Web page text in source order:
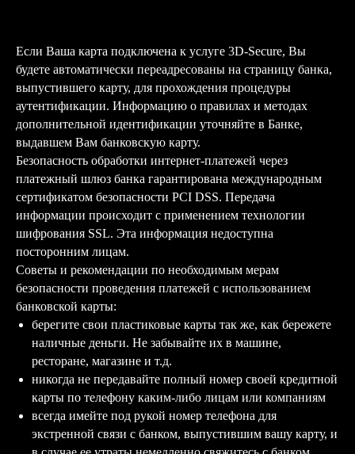
Если Ваша карта подключена к услуге 3D-Secure, Вы
будете автоматически переадресованы на страницу банка,
выпустившего карту, для прохождения процедуры
аутентификации. Информацию о правилах и методах
дополнительной идентификации уточняйте в Банке,
выдавшем Вам банковскую карту.
Безопасность обработки интернет-платежей через
платежный шлюз банка гарантирована международным
сертификатом безопасности PCI DSS. Передача
информации происходит с применением технологии
шифрования SSL. Эта информация недоступна
посторонним лицам.
Советы и рекомендации по необходимым мерам
безопасности проведения платежей с использованием
банковской карты:
берегите свои пластиковые карты так же, как бережете
наличные деньги. Не забывайте их в машине,
ресторане, магазине и т.д.
никогда не передавайте полный номер своей кредитной
карты по телефону каким-либо лицам или компаниям
всегда имейте под рукой номер телефона для
экстренной связи с банком, выпустившим вашу карту, и